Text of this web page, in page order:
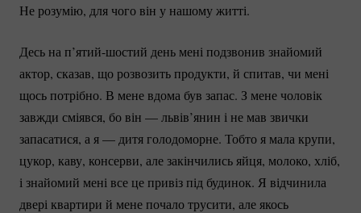
Не розумію, для чого він у нашому житті.
Десь на п’ятий-шостий день мені подзвонив знайомий
актор, сказав, що розвозить продукти, й спитав, чи мені
щось потрібно. В мене вдома був запас. З мене чоловік
завжди сміявся, бо він — львів’янин і не мав звички
запасатися, а я — дитя голодоморне. Тобто я мала крупи,
цукор, каву, консерви, але закінчились яйця, молоко, хліб,
і знайомий мені все це привіз під будинок. Я відчинила
двері квартири й мене почало трусити, але якось